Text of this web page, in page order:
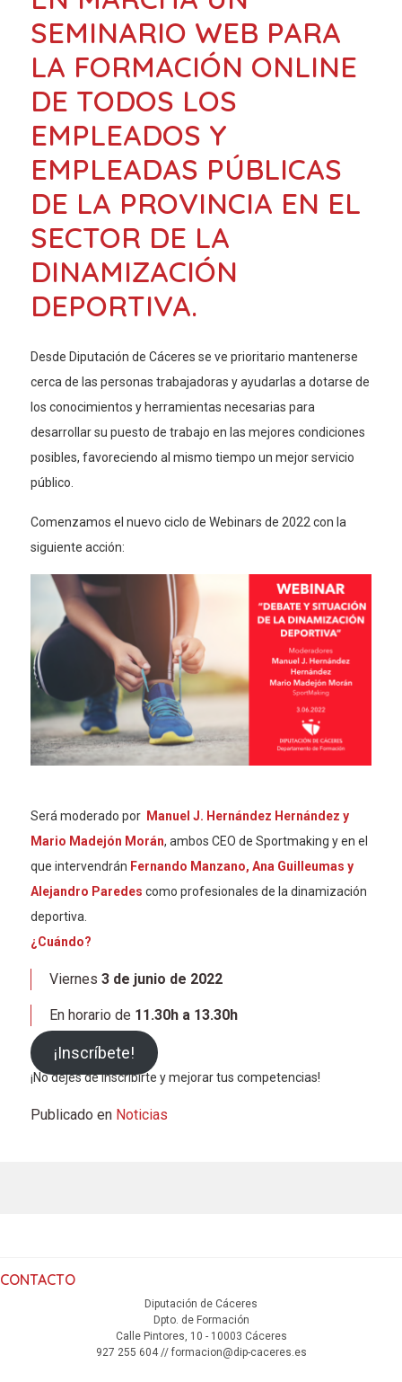
SEMINARIO WEB PARA
LA FORMACIÓN ONLINE
DE TODOS LOS
EMPLEADOS Y
EMPLEADAS PÚBLICAS
DE LA PROVINCIA EN EL
SECTOR DE LA
DINAMIZACIÓN
DEPORTIVA.
Desde Diputación de Cáceres se ve prioritario mantenerse
cerca de las personas trabajadoras y ayudarlas a dotarse de
los conocimientos y herramientas necesarias para
desarrollar su puesto de trabajo en las mejores condiciones
posibles, favoreciendo al mismo tiempo un mejor servicio
público.
Comenzamos el nuevo ciclo de Webinars de 2022 con la
siguiente acción:
Será moderado porManuel J. Hernández Hernández y
Mario Madejón Morán, ambos CEO de Sportmaking y en el
que intervendrán Fernando Manzano, Ana Guilleumas y
Alejandro Paredes como profesionales de la dinamización
deportiva.
¿Cuándo?
Viernes 3 de junio de 2022
En horario de 11.30h a 13.30h
¡Inscríbete!
¡No dejes de inscribirte y mejorar tus competencias!
Publicado en Noticias
CONTACTO
Diputación de Cáceres
Dpto. de Formación
Calle Pintores, 10 - 10003 Cáceres
927 255 604 // formacion@dip-caceres.es